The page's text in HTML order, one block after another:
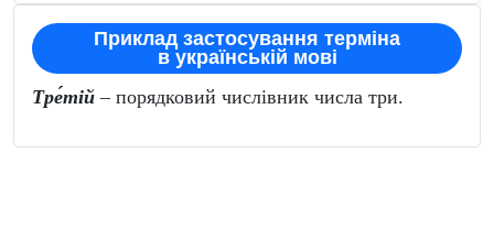
Приклад застосування терміна
в українській мові
Тре́тій – порядковий числівник числа три.